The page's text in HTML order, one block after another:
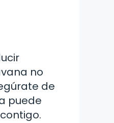
no
de
puede